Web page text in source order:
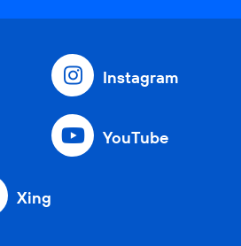
Instagram
YouTube
Xing